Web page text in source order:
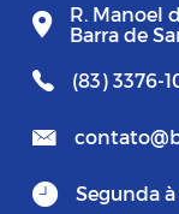
R. Manoel
Barra de
(83) 3376-
Segunda